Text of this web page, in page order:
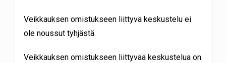
Veikkauksen omistukseen liittyvä keskustelu ei
ole noussut tyhjästä.
Veikkauksen omistukseen liittyvää keskustelua on